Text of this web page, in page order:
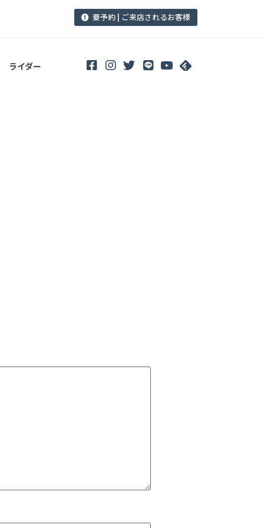
要予約 | ご来店されるお客様
ライダー